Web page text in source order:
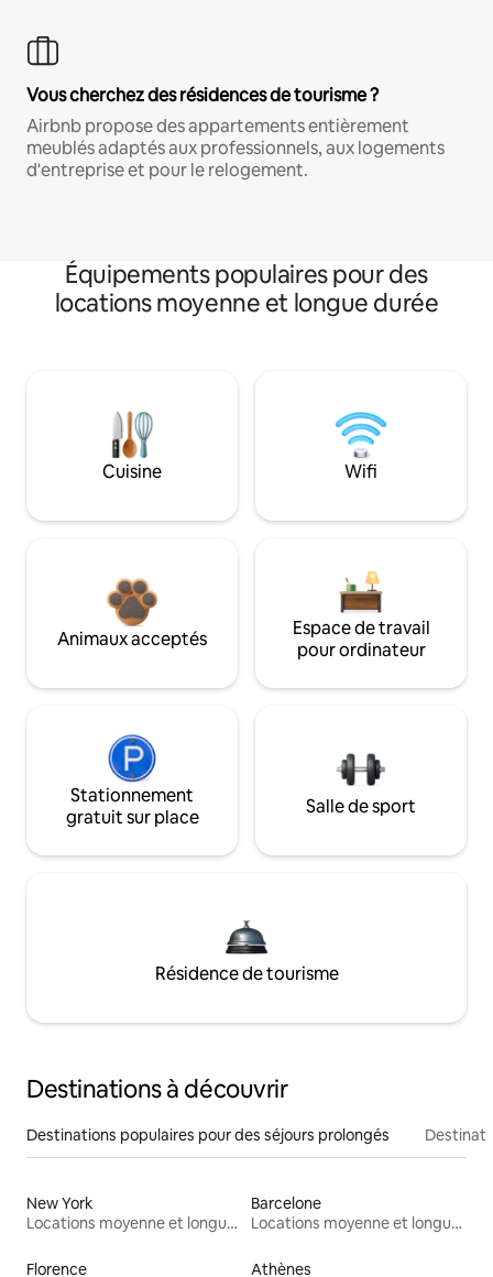
Vous cherchez des résidences de tourisme ?
Airbnb propose des appartements entièrement
meublés adaptés aux professionnels, aux logements
d'entreprise et pour le relogement.
Équipements populaires pour des
locations moyenne et longue durée
Cuisine Wifi
Animaux acceptés
Espace de travail
pour ordinateur
Stationnement
gratuit sur place
Salle de sport
Résidence de tourisme
Destinations à découvrir
Destinations populaires pour des séjours prolongés
New York
Locations moyenne et longue durée
Barcelone
Locations moyenne et longue durée
Florence Athènes